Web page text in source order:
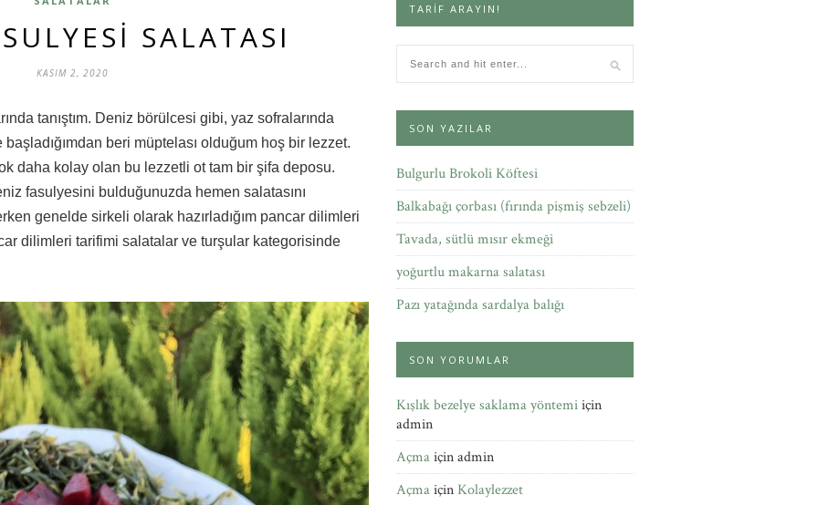
SALATASI
KASIM 2, 2020
tanıştım. Deniz börülcesi gibi, yaz sofralarında
beri müptelası olduğum hoş bir lezzet.
daha kolay olan bu lezzetli ot tam bir şifa deposu.
fasulyesini bulduğunuzda hemen salatasını
genelde sirkeli olarak hazırladığım pancar dilimleri
dilimleri tarifimi salatalar ve turşular kategorisinde
TARIF ARAYIN!
SON YAZILAR
Bulgurlu Brokoli Köftesi
Balkabağı çorbası (fırında pişmiş sebzeli)
Tavada, sütlü mısır ekmeği
yoğurtlu makarna salatası
Pazı yatağında sardalya balığı
SON YORUMLAR
Kışlık bezelye saklama yöntemiiçin
admin
Açmaiçinadmin
Açmaiçin Kolaylezzet